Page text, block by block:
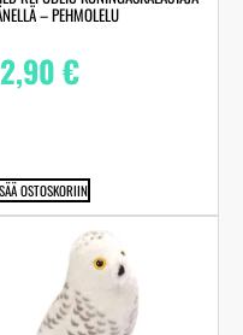
– PEHMOLELU
€
OSTOSKORIIN